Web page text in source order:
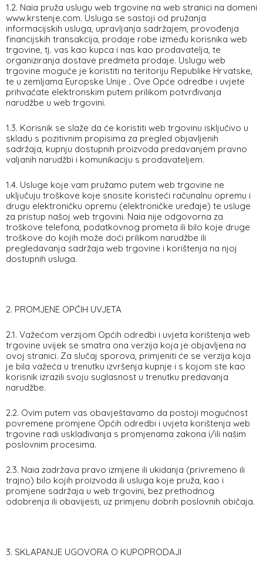
1.2. Naia pruža uslugu web trgovine na web stranici na domeni
www.krstenje.com. Usluga se sastoji od pružanja
informacijskih usluga, upravljanja sadržajem, provođenja
financijskih transakcija, prodaje robe između korisnika web
trgovine, tj. vas kao kupca i nas kao prodavatelja, te
organiziranja dostave predmeta prodaje. Uslugu web
trgovine moguće je koristiti na teritoriju Republike Hrvatske,
te u zemljama Europske Unije . Ove Opće odredbe i uvjete
prihvaćate elektronskim putem prilikom potvrđivanja
narudžbe u web trgovini.
1.3. Korisnik se slaže da će koristiti web trgovinu isključivo u
skladu s pozitivnim propisima za pregled objavljenih
sadržaja, kupnju dostupnih proizvoda predavanjem pravno
valjanih narudžbi i komunikaciju s prodavateljem.
1.4. Usluge koje vam pružamo putem web trgovine ne
uključuju troškove koje snosite koristeći računalnu opremu i
drugu elektroničku opremu (elektroničke uređaje) te usluge
za pristup našoj web trgovini. Naia nije odgovorna za
troškove telefona, podatkovnog prometa ili bilo koje druge
troškove do kojih može doći prilikom narudžbe ili
pregledavanja sadržaja web trgovine i korištenja na njoj
dostupnih usluga.
2. PROMJENE OPĆIH UVJETA
2.1. Važećom verzijom Općih odredbi i uvjeta korištenja web
trgovine uvijek se smatra ona verzija koja je objavljena na
ovoj stranici. Za slučaj sporova, primjeniti će se verzija koja
je bila važeća u trenutku izvršenja kupnje i s kojom ste kao
korisnik izrazili svoju suglasnost u trenutku predavanja
narudžbe.
2.2. Ovim putem vas obavještavamo da postoji mogućnost
povremene promjene Općih odredbi i uvjeta korištenja web
trgovine radi usklađivanja s promjenama zakona i/ili našim
poslovnim procesima.
2.3. Naia zadržava pravo izmjene ili ukidanja (privremeno ili
trajno) bilo kojih proizvoda ili usluga koje pruža, kao i
promjene sadržaja u web trgovini, bez prethodnog
odobrenja ili obavijesti, uz primjenu dobrih poslovnih običaja.
3. SKLAPANJE UGOVORA O KUPOPRODAJI